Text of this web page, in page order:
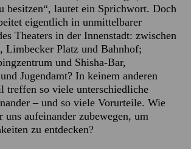
besitzen“, lautet ein Sprichwort. Doch
eigentlich in unmittelbarer
Theaters in der Innenstadt: zwischen
Limbecker Platz und Bahnhof;
und Shisha-Bar,
Jugendamt? In keinem anderen
treffen so viele unterschiedliche
– und so viele Vorurteile. Wie
uns aufeinander zubewegen, um
zu entdecken?